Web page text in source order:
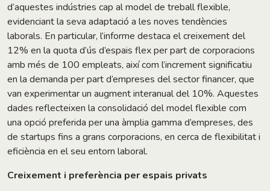
d’aquestes indústries cap al model de treball flexible,
evidenciant la seva adaptació a les noves tendències
laborals. En particular, l’informe destaca el creixement del
12% en la quota d’ús d’espais flex per part de corporacions
amb més de 100 empleats, així com l’increment significatiu
en la demanda per part d’empreses del sector financer, que
van experimentar un augment interanual del 10%. Aquestes
dades reflecteixen la consolidació del model flexible com
una opció preferida per una àmplia gamma d’empreses, des
de startups fins a grans corporacions, en cerca de flexibilitat i
eficiència en el seu entorn laboral.
Creixement i preferència per espais privats